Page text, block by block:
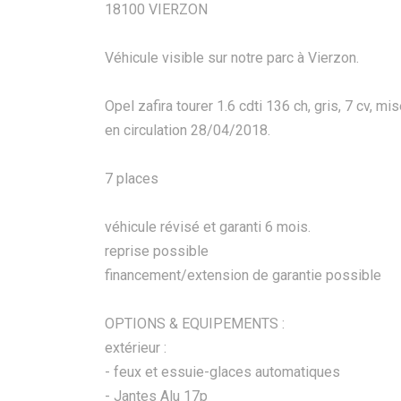
18100 VIERZON
Véhicule visible sur notre parc à Vierzon.
Opel zafira tourer 1.6 cdti 136 ch, gris, 7 cv,
en circulation 28/04/2018.
7 places
véhicule révisé et garanti 6 mois.
reprise possible
financement/extension de garantie possible
OPTIONS & EQUIPEMENTS :
extérieur :
- feux et essuie-glaces automatiques
- Jantes Alu 17p